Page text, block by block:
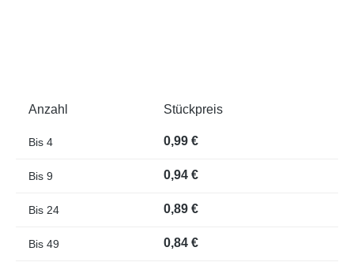
Anzahl Stückpreis
Bis 4 0,99 €
Bis 9 0,94 €
Bis 24 0,89 €
Bis 49 0,84 €